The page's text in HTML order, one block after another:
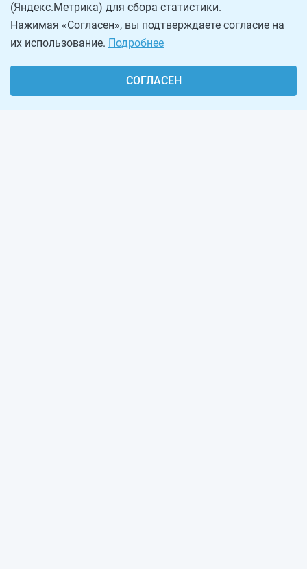
(Яндекс.Метрика) для сбора статистики.
Нажимая «Согласен», вы подтверждаете согласие на
их использование. Подробнее
СОГЛАСЕН